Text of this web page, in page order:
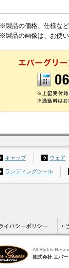
※製品の価格、仕様な
※製品の画像は、お使
キャップ ウェア
ランディングツール
All Rights
株式会社 エバ